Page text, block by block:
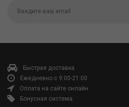
Быстрая доставка
Ежедневно с 9:00-21:00
Оплата на сайте онлайн
Бонусная система